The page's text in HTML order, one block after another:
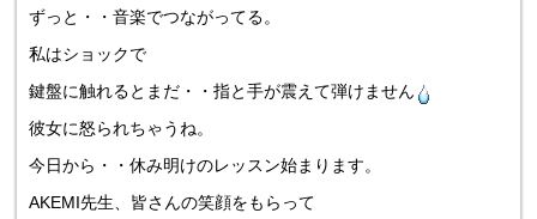
ずっと・・音楽でつながってる。
私はショックで
鍵盤に触れるとまだ・・指と手が震えて弾けません
彼女に怒られちゃうね。
今日から・・休み明けのレッスン始まります。
AKEMI先生、皆さんの笑顔をもらって